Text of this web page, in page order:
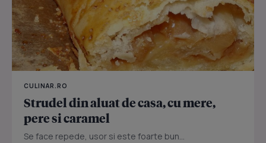
CULINAR.RO
Strudel din aluat de casa, cu mere,
pere si caramel
Se face repede, usor si este foarte bun...